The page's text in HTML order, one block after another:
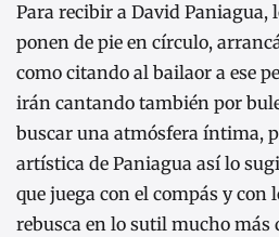
Para recibir a David Paniagua,
ponen de pie en círculo,
como citando al bailaor a ese
irán cantando también por
buscar una atmósfera íntima,
artística de Paniagua así lo
que juega con el compás y con
rebusca en lo sutil mucho más